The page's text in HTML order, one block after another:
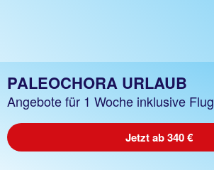
PALEOCHORA URLAUB
Angebote für 1 Woche inklusive Flug
Jetzt ab 340 €